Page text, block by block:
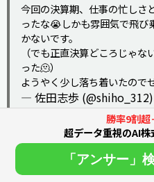
今回の決算期、仕事の忙しさ
ったな😭しかも雰囲気で飛
かないです。
（でも正直決算どころじゃ
った🫠）
ようやく少し落ち着いたので
— 佐田志歩 (@shiho_312)
インスタ（Instagram）では
としての仕事風景や、大好
勝率9割
超データ重視のAI
「アンサー」